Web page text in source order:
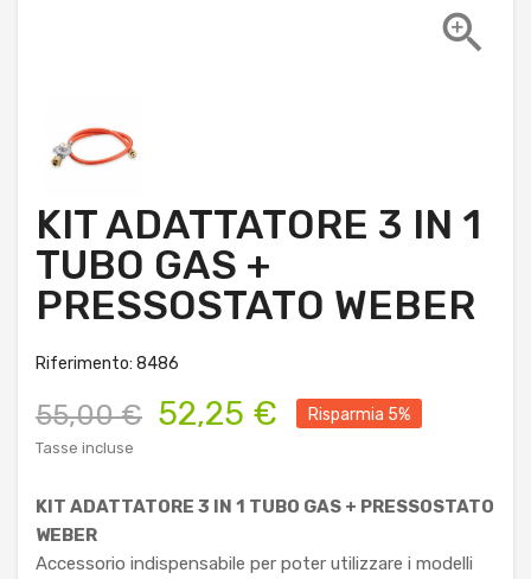

KIT ADATTATORE 3 IN 1
TUBO GAS +
PRESSOSTATO WEBER
Riferimento: 8486
55,00 € 52,25 € Risparmia 5%
Tasse incluse
KIT ADATTATORE 3 IN 1 TUBO GAS + PRESSOSTATO
WEBER
Accessorio indispensabile per poter utilizzare i modelli